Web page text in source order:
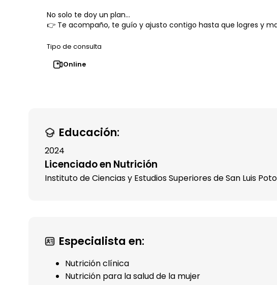
No solo te doy un plan…
👉 Te acompaño, te guío y ajusto contigo hasta que logres y
Tipo de consulta
Online
Educación:
2024
Licenciado en Nutrición
Instituto de Ciencias y Estudios Superiores de San Luis
Especialista en:
Nutrición clínica
Nutrición para la salud de la mujer